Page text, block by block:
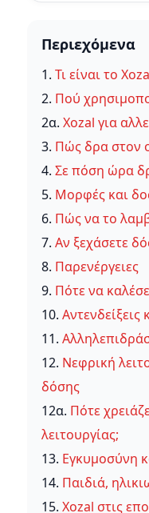
Περιεχόμενα
1. Τι είναι το
2. Πού
2α. Xozal για
3. Πώς δρα στον
4. Σε πόση ώρα
5. Μορφές και
6. Πώς να το
7. Αν ξεχάσετε
8. Παρενέργειες
9. Πότε να
10.
11.
12. Νεφρική
δόσης
12α. Πότε
λειτουργίας;
13. Εγκυμοσύνη
14. Παιδιά,
15. Xozal στις